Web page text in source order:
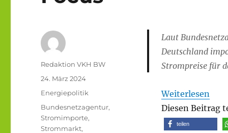
Laut
Deutschland
Strompreise für
Weiterlesen
Diesen Beitrag
teilen
Autor
Redaktion VKH BW
Veröffentlicht
24. März 2024
Kategorien
Energiepolitik
Schlagwörter
Bundesnetzagentur,
Stromimporte,
Strommarkt,